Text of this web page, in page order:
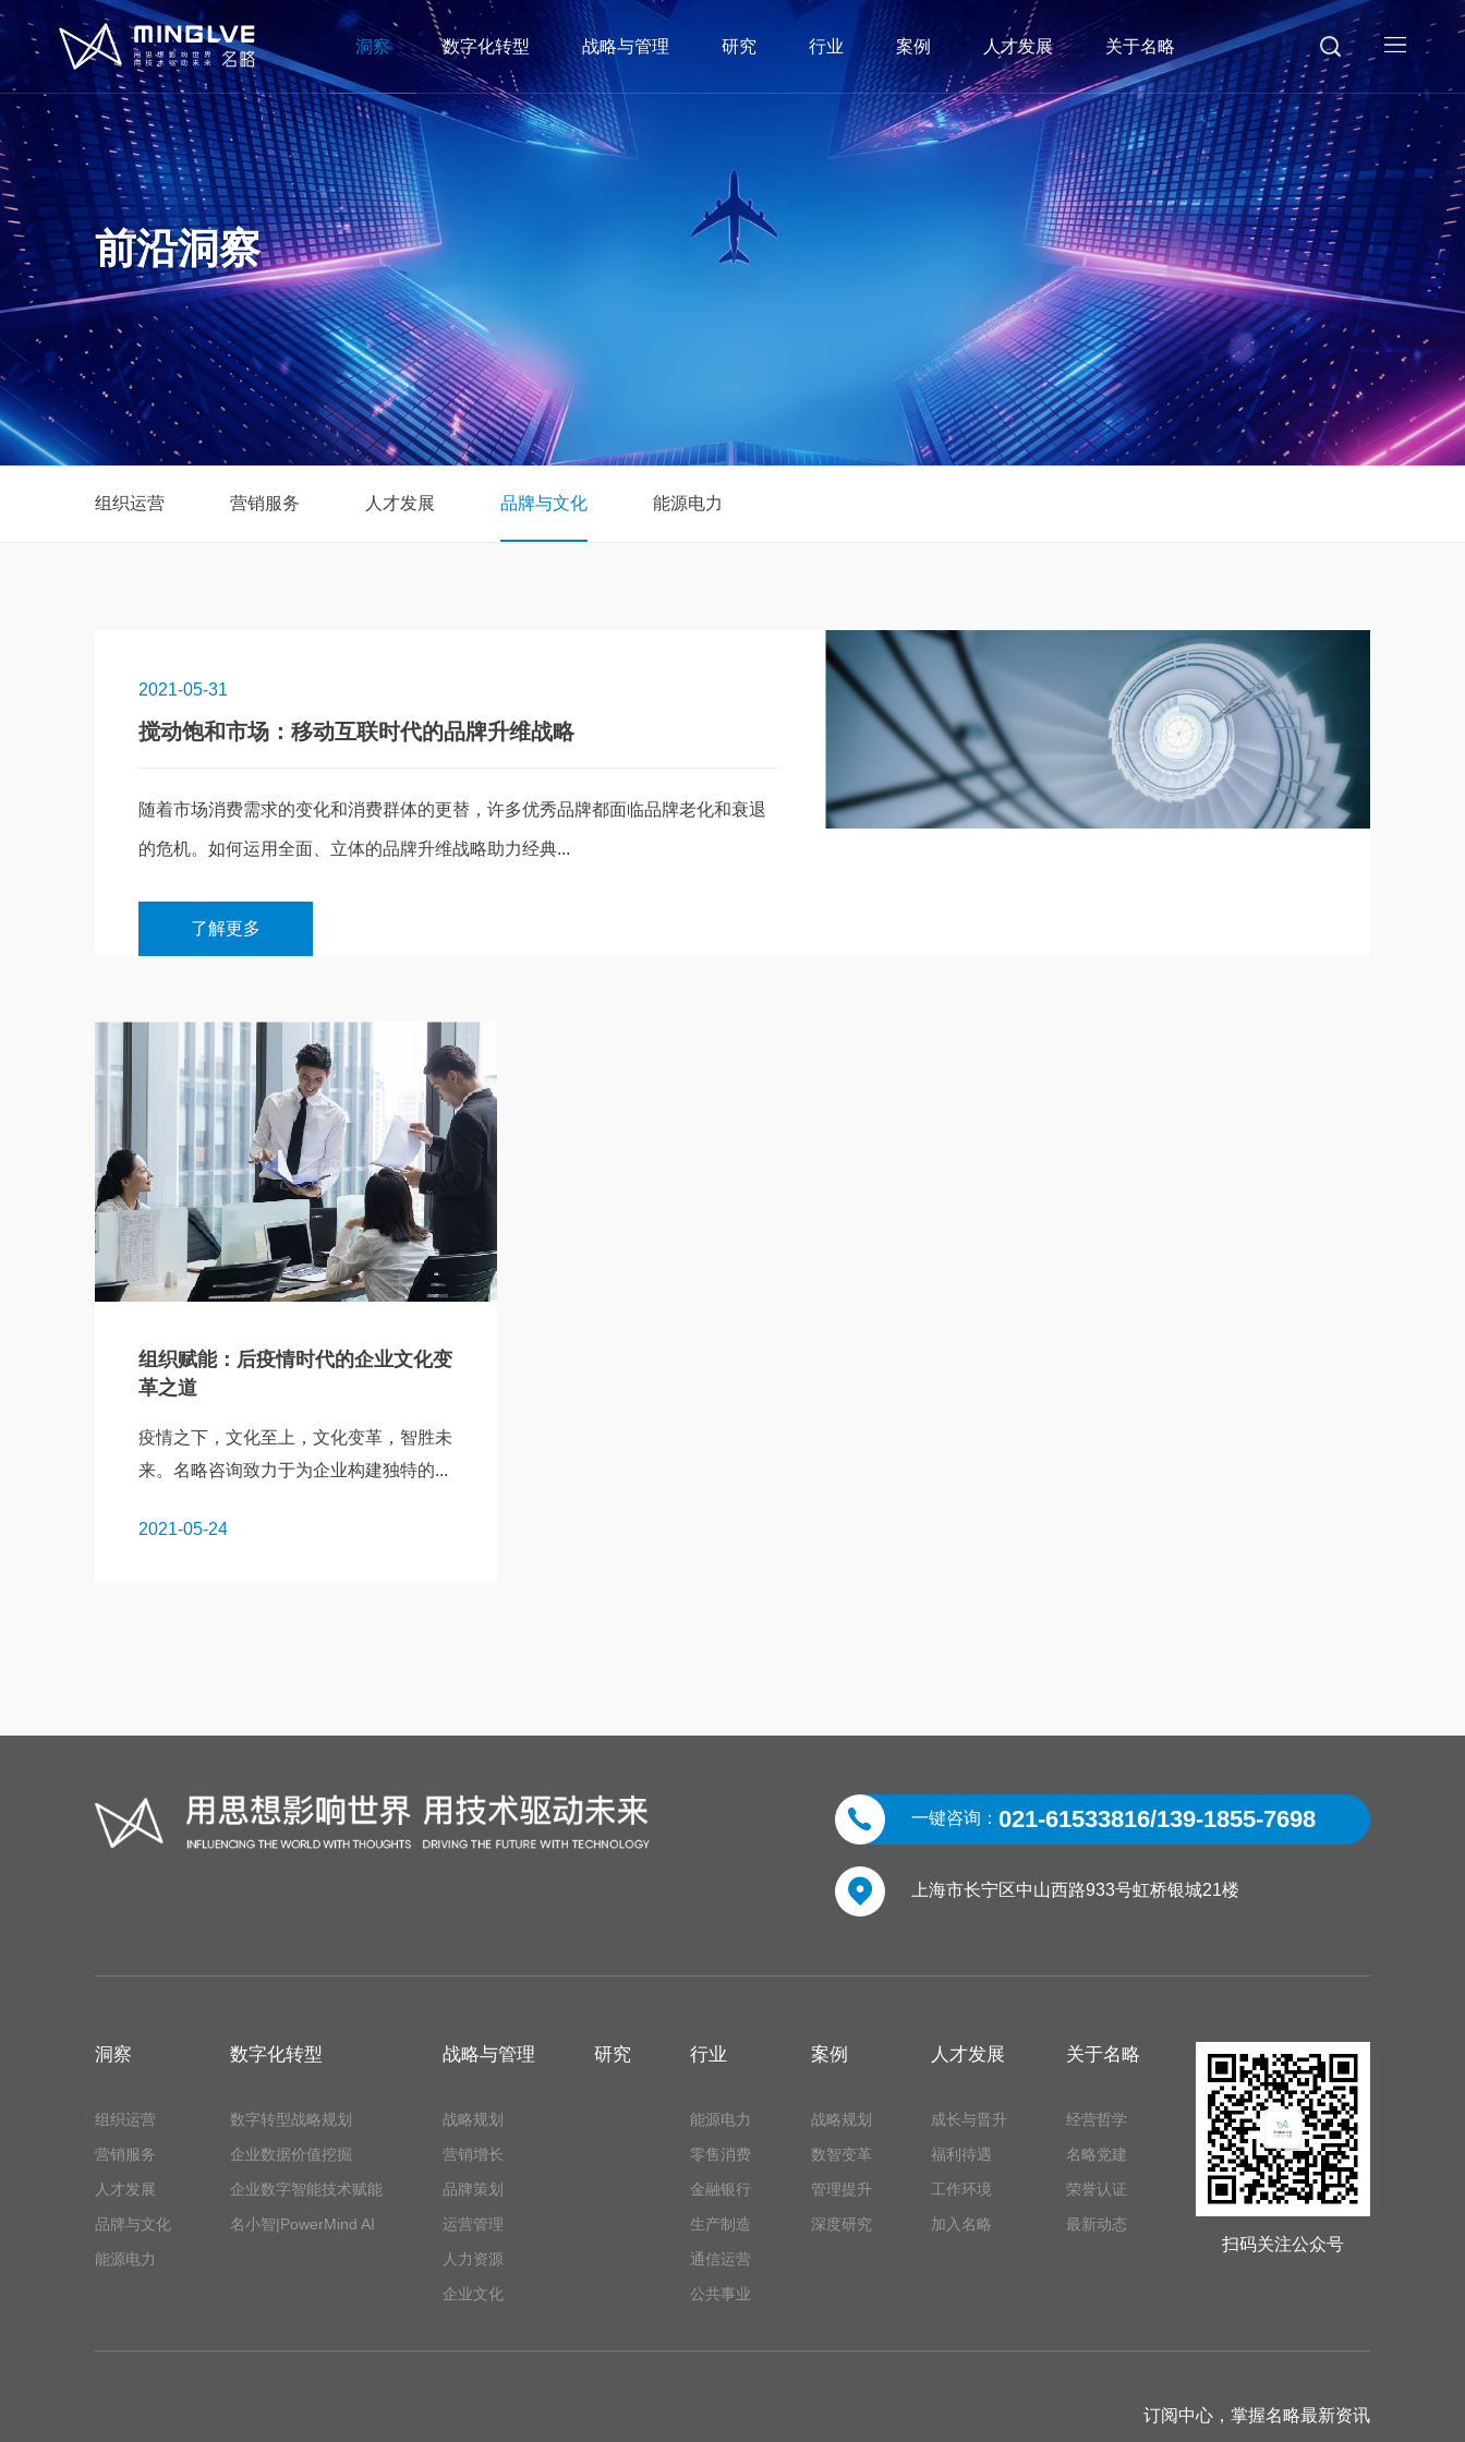
洞察 数字化转型 战略与管理 研究 行业 案例 人才发展 关于名略
前沿洞察
组织运营 营销服务 人才发展 品牌与文化 能源电力
2021-05-31
搅动饱和市场：移动互联时代的品牌升维战略
随着市场消费需求的变化和消费群体的更替，许多优秀品牌都面临品牌老化和衰退
的危机。如何运用全面、立体的品牌升维战略助力经典...
了解更多
组织赋能：后疫情时代的企业文化变
革之道
疫情之下，文化至上，文化变革，智胜未
来。名略咨询致力于为企业构建独特的...
2021-05-24
一键咨询： 021-61533816/139-1855-7698
上海市长宁区中山西路933号虹桥银城21楼
洞察
组织运营
营销服务
人才发展
品牌与文化
能源电力
数字化转型
数字转型战略规划
企业数据价值挖掘
企业数字智能技术赋能
名小智|PowerMind AI
战略与管理
战略规划
营销增长
品牌策划
运营管理
人力资源
企业文化
研究 行业
能源电力
零售消费
金融银行
生产制造
通信运营
公共事业
案例
战略规划
数智变革
管理提升
深度研究
人才发展
成长与晋升
福利待遇
工作环境
加入名略
关于名略
经营哲学
名略党建
荣誉认证
最新动态
扫码关注公众号
订阅中心，掌握名略最新资讯